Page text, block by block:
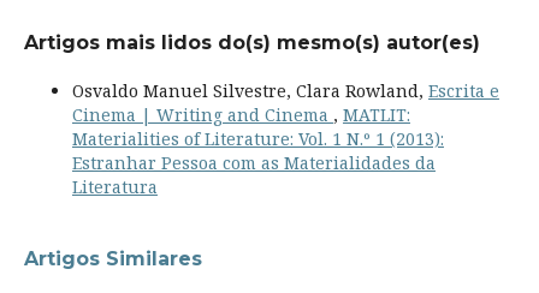
Artigos mais lidos do(s) mesmo(s) autor(es)
Osvaldo Manuel Silvestre, Clara Rowland, Escrita e
Cinema | Writing and Cinema , MATLIT:
Materialities of Literature: Vol. 1 N.º 1 (2013):
Estranhar Pessoa com as Materialidades da
Literatura
Artigos Similares